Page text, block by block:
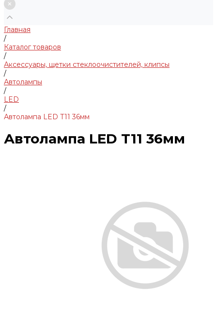
Главная
/
Каталог товаров
/
Аксессуары, щетки стеклоочистителей, клипсы
/
Автолампы
/
LED
/
Автолампа LED T11 36мм
Автолампа LED T11 36мм